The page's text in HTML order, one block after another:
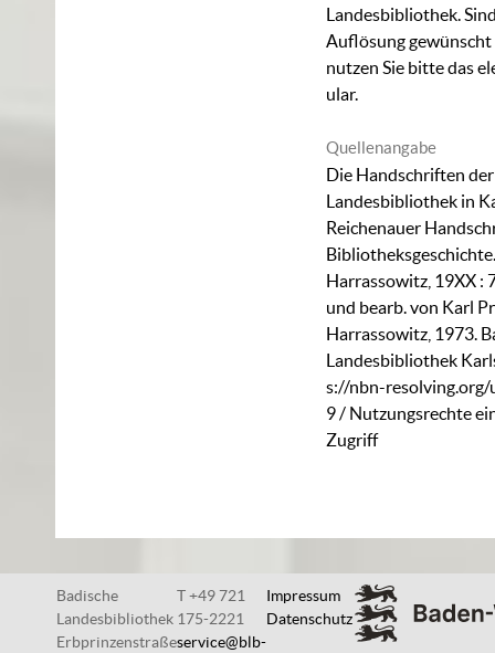
Landesbibliothek.
Auflösung
nutzen Sie bitte das
ular.
Quellenangabe
Die Handschriften
Landesbibliothek in
Reichenauer
Harrassowitz, 19XX :
und bearb. von Karl
Harrassowitz, 1973.
Landesbibliothek
s://nbn-
9/ Nutzungsrechte
Zugriff
Badische
Landesbibliothek
Erbprinzenstraße
T +49 721
175-2221
service@blb-
Impressum
Datenschutz